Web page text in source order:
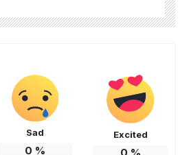
Sad
0 %
Excited